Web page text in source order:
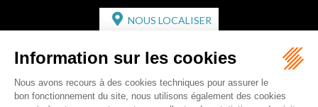
NOUS LOCALISER
CABINET SECONDAIRE
2 bis Avenue de l'Europe
33350 ST MAGNE-DE-CASTILLON